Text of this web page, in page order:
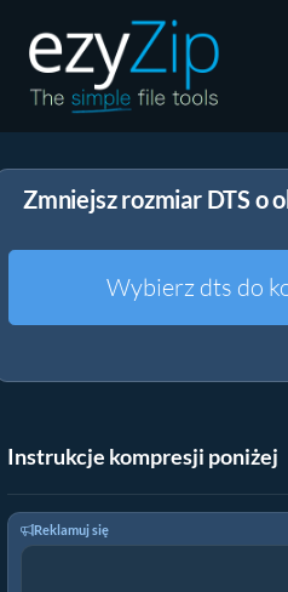
Rozpakuj
Inne narzędzia
Zmniejsz rozmiar DTS o
Wybierz dts do
Instrukcje kompresji poniżej
Reklamuj się